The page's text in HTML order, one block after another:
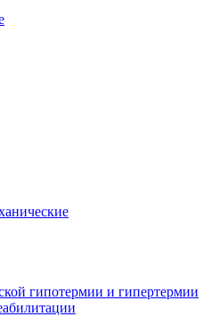
гипотермии и гипертермии